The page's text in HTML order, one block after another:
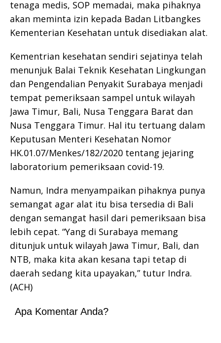
tenaga medis, SOP memadai, maka pihaknya
akan meminta izin kepada Badan Litbangkes
Kementerian Kesehatan untuk disediakan alat.
Kementrian kesehatan sendiri sejatinya telah
menunjuk Balai Teknik Kesehatan Lingkungan
dan Pengendalian Penyakit Surabaya menjadi
tempat pemeriksaan sampel untuk wilayah
Jawa Timur, Bali, Nusa Tenggara Barat dan
Nusa Tenggara Timur. Hal itu tertuang dalam
Keputusan Menteri Kesehatan Nomor
HK.01.07/Menkes/182/2020 tentang jejaring
laboratorium pemeriksaan covid-19.
Namun, Indra menyampaikan pihaknya punya
semangat agar alat itu bisa tersedia di Bali
dengan semangat hasil dari pemeriksaan bisa
lebih cepat. “Yang di Surabaya memang
ditunjuk untuk wilayah Jawa Timur, Bali, dan
NTB, maka kita akan kesana tapi tetap di
daerah sedang kita upayakan,” tutur Indra.
(ACH)
Apa Komentar Anda?